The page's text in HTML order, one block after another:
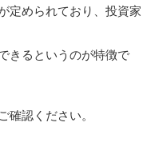
定められており、投資家
きるというのが特徴で
確認ください。